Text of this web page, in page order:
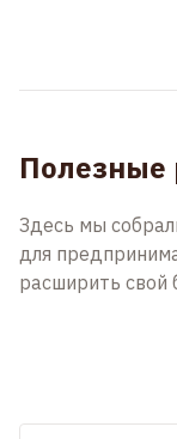
Полезные
Здесь мы
для
расширить свой